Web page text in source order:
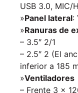
USB 3.0, MIC/
»Panel lateral:
»Ranuras de
– 3.5″ 2/1
– 2.5″ 2 (El
inferior a 185
»Ventiladores
– Frente 3 x